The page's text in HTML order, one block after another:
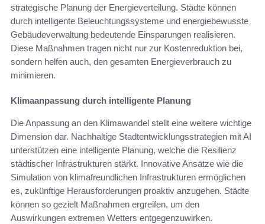
strategische Planung der Energieverteilung. Städte können
durch intelligente Beleuchtungssysteme und energiebewusste
Gebäudeverwaltung bedeutende Einsparungen realisieren.
Diese Maßnahmen tragen nicht nur zur Kostenreduktion bei,
sondern helfen auch, den gesamten Energieverbrauch zu
minimieren.
Klimaanpassung durch intelligente Planung
Die Anpassung an den Klimawandel stellt eine weitere wichtige
Dimension dar. Nachhaltige Stadtentwicklungsstrategien mit AI
unterstützen eine intelligente Planung, welche die Resilienz
städtischer Infrastrukturen stärkt. Innovative Ansätze wie die
Simulation von klimafreundlichen Infrastrukturen ermöglichen
es, zukünftige Herausforderungen proaktiv anzugehen. Städte
können so gezielt Maßnahmen ergreifen, um den
Auswirkungen extremen Wetters entgegenzuwirken.